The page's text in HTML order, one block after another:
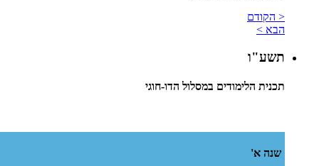
< הקודם
הבא >
תשע"ו
תכנית הלימודים במסלול הדו-חוגי
שנה א'